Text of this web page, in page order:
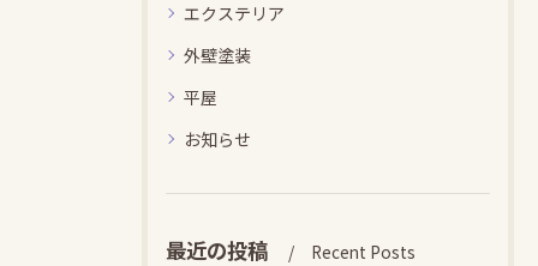
エクステリア
外壁塗装
平屋
お知らせ
最近の投稿 Recent Posts